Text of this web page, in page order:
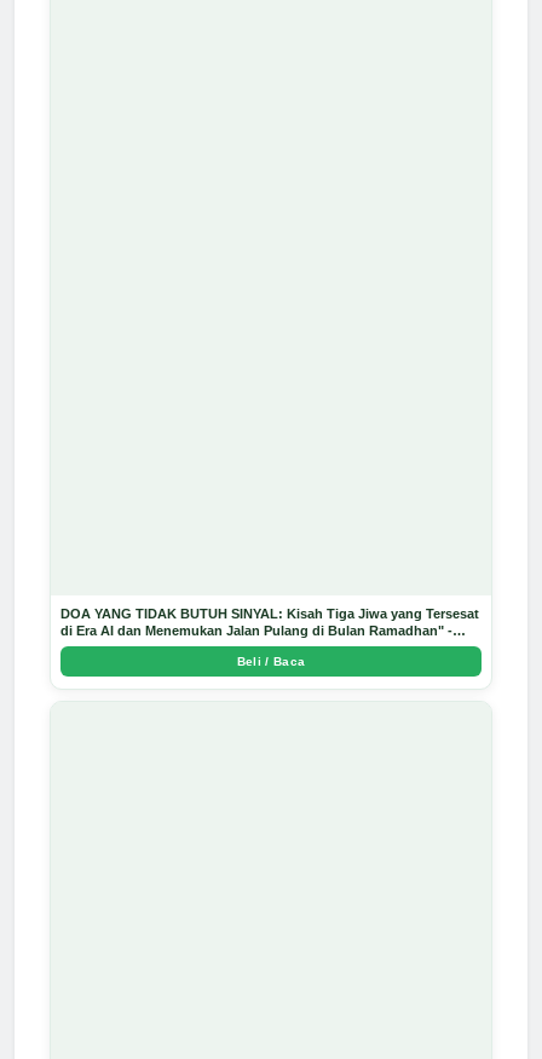
DOA YANG TIDAK BUTUH SINYAL: Kisah Tiga Jiwa yang Tersesat
di Era AI dan Menemukan Jalan Pulang di Bulan Ramadhan" -
Arda Dinata
Beli / Baca